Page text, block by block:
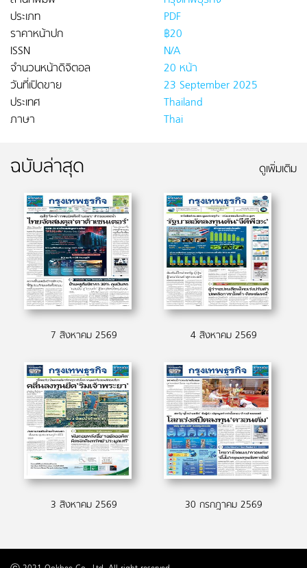
ประเภท
PDF
ราคาหน้าปก
฿20
ISSN
N/A
จำนวนหน้าดิจิตอล
20 หน้า
วันที่เปิดขาย
23 September 2025
ประเทศ
Thailand
ภาษา
Thai
ฉบับล่าสุด ดูเพิ่มเติม
7 สิงหาคม 2569 4 สิงหาคม 2569
3 สิงหาคม 2569 30 กรกฎาคม 2569